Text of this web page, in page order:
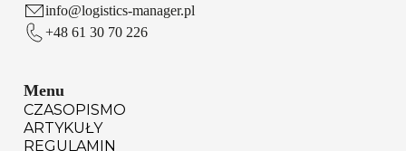
info@logistics-manager.pl
+48 61 30 70 226
Menu
CZASOPISMO
ARTYKUŁY
REGULAMIN